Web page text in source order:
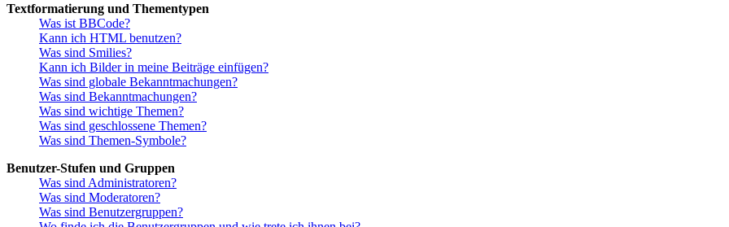
Textformatierung und Thementypen
Was ist BBCode?
Kann ich HTML benutzen?
Was sind Smilies?
Kann ich Bilder in meine Beiträge einfügen?
Was sind globale Bekanntmachungen?
Was sind Bekanntmachungen?
Was sind wichtige Themen?
Was sind geschlossene Themen?
Was sind Themen-Symbole?
Benutzer-Stufen und Gruppen
Was sind Administratoren?
Was sind Moderatoren?
Was sind Benutzergruppen?